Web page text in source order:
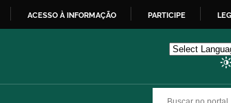
ACESSO À INFORMAÇÃO PARTICIPE